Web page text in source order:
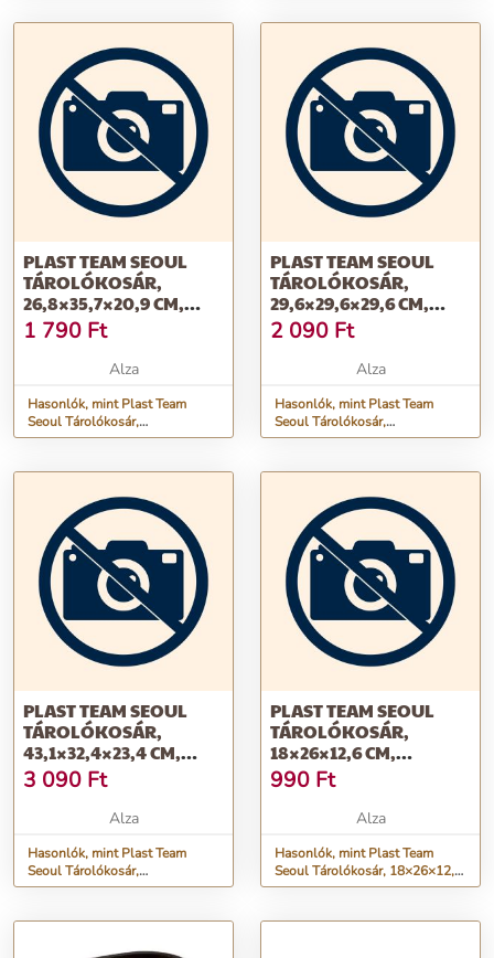
PLAST TEAM SEOUL
TÁROLÓKOSÁR,
26,8×35,7×20,9 CM,
SZÜRKE, L
1 790 Ft
Alza
Hasonlók, mint Plast Team
Seoul Tárolókosár,
26,8×35,7×20,9 cm, szürke, L
PLAST TEAM SEOUL
TÁROLÓKOSÁR,
29,6×29,6×29,6 CM,
SZÜRKE, XL
2 090 Ft
Alza
Hasonlók, mint Plast Team
Seoul Tárolókosár,
29,6×29,6×29,6 cm, szürke, XL
PLAST TEAM SEOUL
TÁROLÓKOSÁR,
43,1×32,4×23,4 CM,
SZÜRKE
3 090 Ft
Alza
Hasonlók, mint Plast Team
Seoul Tárolókosár,
43,1×32,4×23,4 cm, szürke
PLAST TEAM SEOUL
TÁROLÓKOSÁR,
18×26×12,6 CM,
SZÜRKE, S
990 Ft
Alza
Hasonlók, mint Plast Team
Seoul Tárolókosár, 18×26×12,6
cm, szürke, S